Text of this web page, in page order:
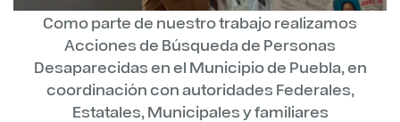
Como parte de nuestro trabajo realizamos
Acciones de Búsqueda de Personas
Desaparecidas en el Municipio de Puebla, en
coordinación con autoridades Federales,
Estatales, Municipales y familiares